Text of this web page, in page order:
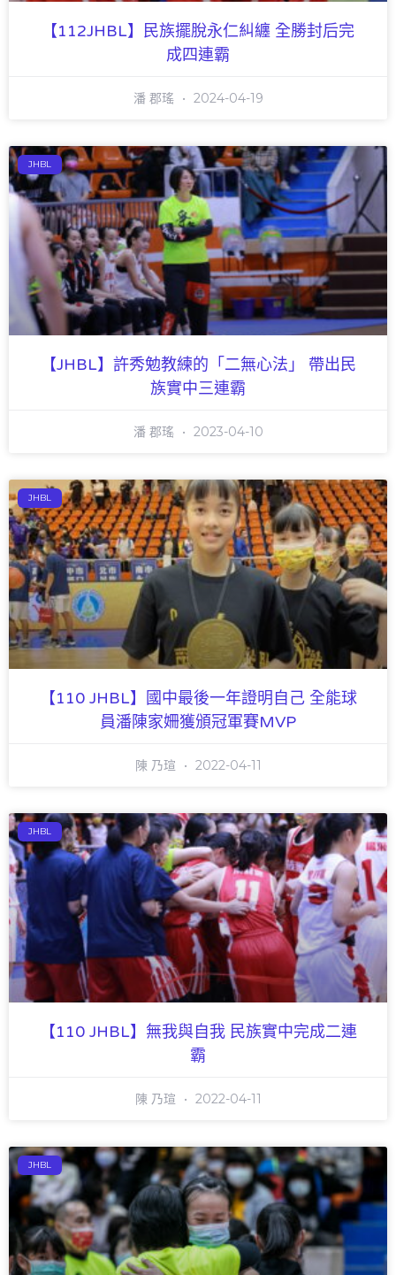
【112JHBL】民族擺脫永仁糾纏 全勝封后完
成四連霸
潘 郡瑤 2024-04-19
JHBL
【JHBL】許秀勉教練的「二無心法」 帶出民
族實中三連霸
潘 郡瑤 2023-04-10
JHBL
【110 JHBL】國中最後一年證明自己 全能球
員潘陳家姍獲頒冠軍賽MVP
陳 乃瑄 2022-04-11
JHBL
【110 JHBL】無我與自我 民族實中完成二連
霸
陳 乃瑄 2022-04-11
JHBL